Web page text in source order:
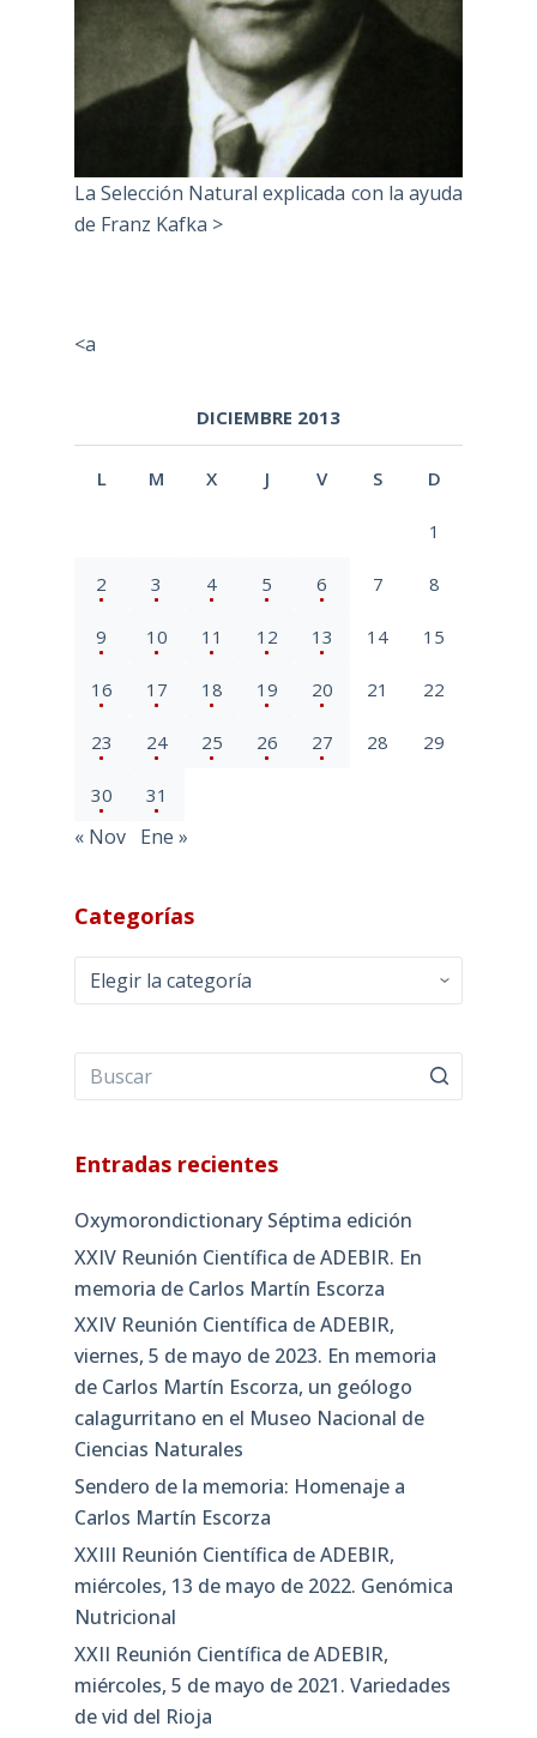
La Selección Natural explicada con la ayuda
de Franz Kafka >
<a
DICIEMBRE 2013
L M X J V S D
1
2 3 4 5 6 7 8
9 10 11 12 13 14 15
16 17 18 19 20 21 22
23 24 25 26 27 28 29
30 31
« Nov Ene »
Categorías
Categorías
Entradas recientes
Oxymorondictionary Séptima edición
XXIV Reunión Científica de ADEBIR. En
memoria de Carlos Martín Escorza
XXIV Reunión Científica de ADEBIR,
viernes, 5 de mayo de 2023. En memoria
de Carlos Martín Escorza, un geólogo
calagurritano en el Museo Nacional de
Ciencias Naturales
Sendero de la memoria: Homenaje a
Carlos Martín Escorza
XXIII Reunión Científica de ADEBIR,
miércoles, 13 de mayo de 2022. Genómica
Nutricional
XXII Reunión Científica de ADEBIR,
miércoles, 5 de mayo de 2021. Variedades
de vid del Rioja